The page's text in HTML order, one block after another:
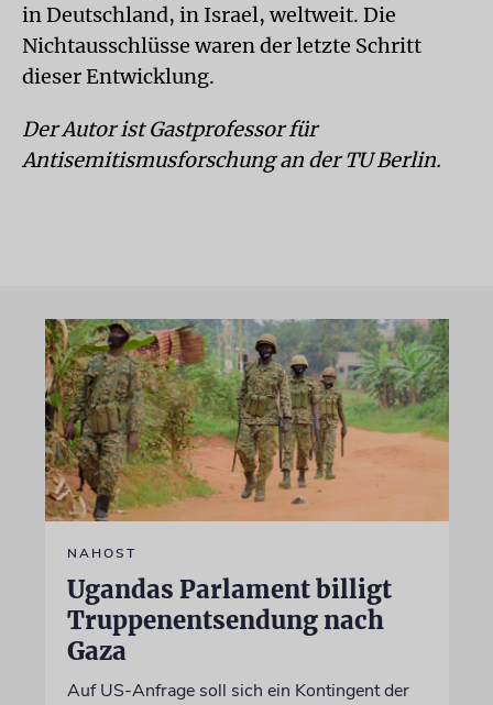
in Deutschland, in Israel, weltweit. Die
Nichtausschlüsse waren der letzte Schritt
dieser Entwicklung.
Der Autor ist Gastprofessor für
Antisemitismusforschung an der TU Berlin.
NAHOST
Ugandas Parlament billigt
Truppenentsendung nach
Gaza
Auf US-Anfrage soll sich ein Kontingent der